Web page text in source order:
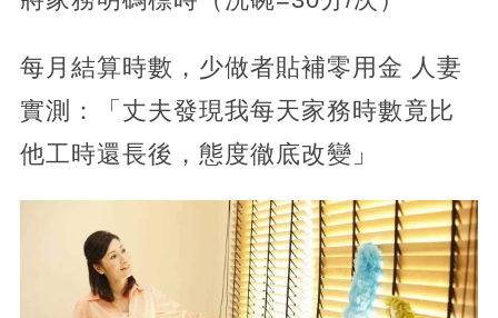
每月結算時數，少做者貼補零用金 人妻
實測：「丈夫發現我每天家務時數竟比
他工時還長後，態度徹底改變」